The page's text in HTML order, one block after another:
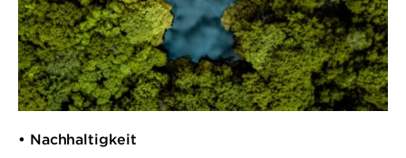
• Nachhaltigkeit